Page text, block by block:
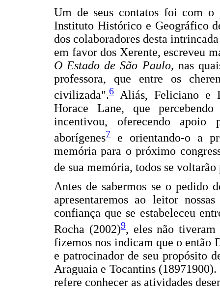
Um de seus contatos foi com o
Instituto Histórico e Geográfico
dos colaboradores desta
em favor dos Xerente, escreveu
O Estado de São Paulo, nas
professora, que entre os
civilizada".6 Aliás, Feliciano e
Horace Lane, que
incentivou, oferecendo apoio
aborígenes7 e orientando-o a
memória para o próximo
de sua memória, todos se
Antes de sabermos se o pedido
apresentaremos ao leitor
confiança que se estabeleceu
Rocha (2002)9, eles não tiveram
fizemos nos indicam que o
e patrocinador de seu propósito
Araguaia e Tocantins
refere conhecer as atividades